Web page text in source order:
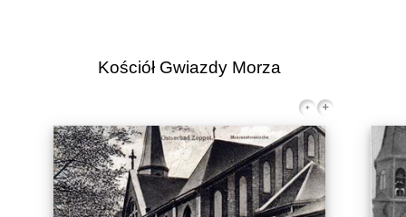
Kościół Gwiazdy Morza